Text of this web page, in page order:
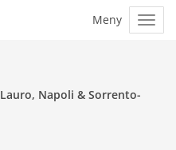
Lauro, Napoli & Sorrento-